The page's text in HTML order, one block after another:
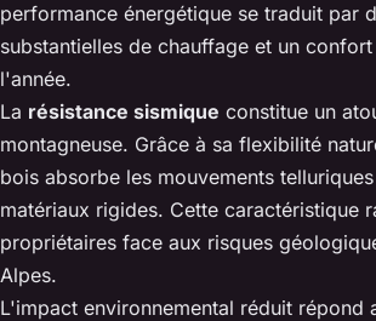
performance énergétique se traduit par
substantielles de chauffage et un
l'année.
La résistance sismique constitue un
montagneuse. Grâce à sa flexibilité
bois absorbe les mouvements
matériaux rigides. Cette caractéristique
propriétaires face aux risques
Alpes.
L'impact environnemental réduit répond